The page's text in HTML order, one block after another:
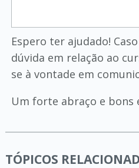
Espero ter ajudado!
dúvida em relação ao
se à vontade em
Um forte abraço e bons
TÓPICOS